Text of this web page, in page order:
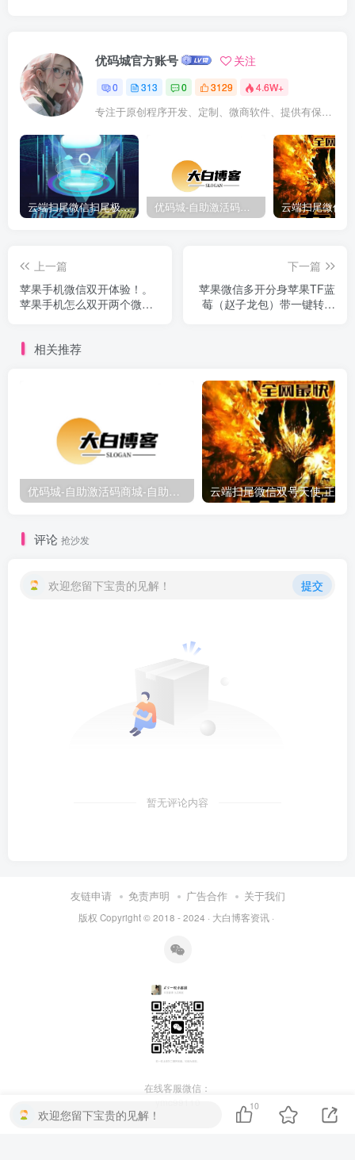
优码城官方账号 关注
0 313 0 3129 4.6W+
专注于原创程序开发、定制、微商软件、提供有保障的维护及售后，做高品质程序网站认准万码库。
云端扫尾微信扫尾极光,天使,格力,新百伦双号正版点数点卡授权充值 优码城-自助激活码商城-自助购卡点击-激活码24小时自助发卡地址
上一篇
苹果手机微信双开体验！。
苹果手机怎么双开两个微
下一篇
苹果微信多开分身苹果TF蓝
莓（赵子龙包）带一键转发
相关推荐
优码城-自助激活码商城-自助购卡点击-激活码24小时自助发卡地址
评论 抢沙发
欢迎您留下宝贵的见解！ 提交
暂无评论内容
友链申请 免责声明 广告合作 关于我们
版权 Copyright © 2018 - 2024 · 大白博客资讯 ·
在线客服微信：
欢迎您留下宝贵的见解！
10